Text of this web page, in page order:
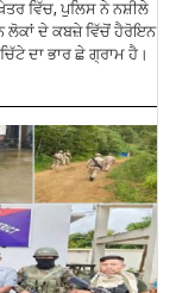
ਵਿੱਚ, ਪੁਲਿਸ ਨੇ ਨਸ਼ੀਲੇ
ਲੋਕਾਂ ਦੇ ਕਬਜ਼ੇ ਵਿੱਚੋਂ ਹੈਰੋਇਨ
ਦਾ ਭਾਰ ਛੇ ਗ੍ਰਾਮ ਹੈ।